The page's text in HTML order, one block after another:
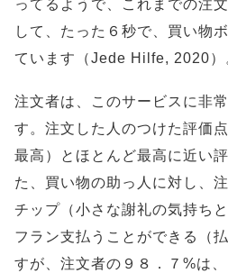
ってるようで、これまでの注
して、たった６秒で、買い物
ています（Jede Hilfe, 2020）
注文者は、このサービスに非
す。注文した人のつけた評価
最高）とほとんど最高に近い
た、買い物の助っ人に対し、
チップ（小さな謝礼の気持ち
フラン支払うことができる（
すが、注文者の９８．７%は